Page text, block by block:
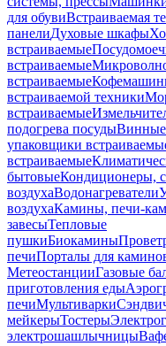
для обувиВстраиваемая
панелиДуховые шкафы
встраиваемые
встраиваемые
встраиваемые
встраиваемой техники
встраиваемые
подогрева посудыВинные
упаковщики
встраиваемые
бытовыеКондиционеры,
воздухаВодонагреватели
воздухаКамины, печи-
завесыТепловые
пушкиБиокамины
печиПорталы для
МетеостанцииГазовые
приготовления еды
печиМультиварки
мейкерыТостеры
электрошашлычницы